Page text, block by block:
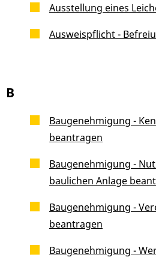
Ausstellung eines
Ausweispflicht -
B
Baugenehmigung -
beantragen
Baugenehmigung -
baulichen Anlage
Baugenehmigung -
beantragen
Baugenehmigung -